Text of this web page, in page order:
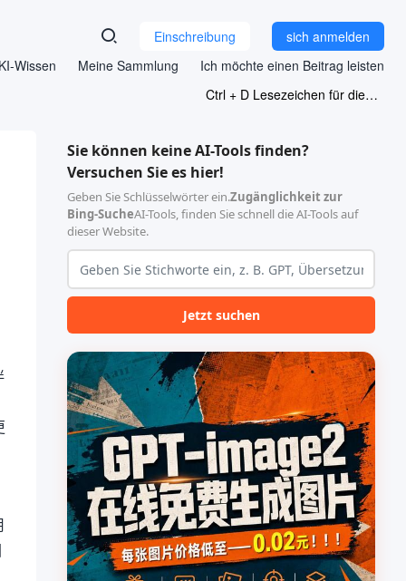
sich anmelden
Einschreibung
Wissen
Meine Sammlung
Ich möchte einen Beitrag leisten
Ctrl + D Lesezeichen für diese Seite
Sie können keine AI-Tools finden?
Versuchen Sie es hier!
Geben Sie Schlüsselwörter ein.Zugänglichkeit zur
Bing-SucheAI-Tools, finden Sie schnell die AI-Tools auf
dieser Website.
Jetzt suchen